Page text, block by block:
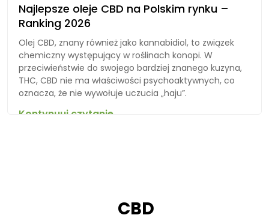
Najlepsze oleje CBD na Polskim rynku –
Ranking 2026
Olej CBD, znany również jako kannabidiol, to związek
chemiczny występujący w roślinach konopi. W
przeciwieństwie do swojego bardziej znanego kuzyna,
THC, CBD nie ma właściwości psychoaktywnych, co
oznacza, że nie wywołuje uczucia „haju”.
Kontynuuj czytanie
CBD